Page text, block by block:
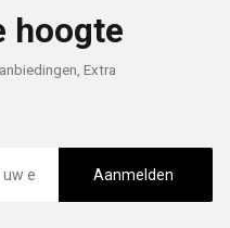
hoogte
Extra
Aanmelden